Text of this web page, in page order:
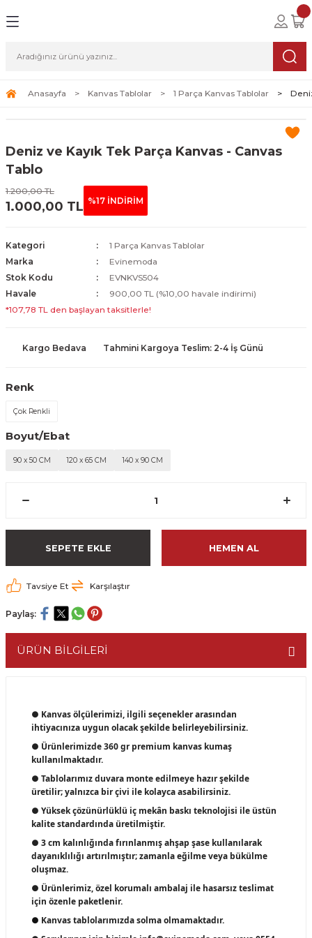
Tablolar
Tablolar
Sanat
Anasayfa Kanvas Tablolar 1 Parça Kanvas Tablolar
Deniz ve Kayık Tek Parça Kanvas - Canvas
Tablo
1.200,00 TL
1.000,00 TL %17 İNDİRİM
Kategori
1 Parça Kanvas Tablolar
Marka
Evinemoda
Stok Kodu
EVNKVS504
Havale
900,00 TL (%10,00 havale indirimi)
*107,78 TL den başlayan taksitlerle!
Kargo Bedava Tahmini Kargoya Teslim: 2-4 İş Günü
Renk
Çok Renkli
Boyut/Ebat
90 x 50 CM 120 x 65 CM 140 x 90 CM
SEPETE EKLE HEMEN AL
Tavsiye Et Karşılaştır
Paylaş:
ÜRÜN BİLGİLERİ
● Kanvas ölçülerimizi, ilgili seçenekler arasından
ihtiyacınıza uygun olacak şekilde belirleyebilirsiniz.
● Ürünlerimizde 360 gr premium kanvas kumaş
kullanılmaktadır.
● Tablolarımız duvara monte edilmeye hazır şekilde
üretilir; yalnızca bir çivi ile kolayca asabilirsiniz.
● Yüksek çözünürlüklü iç mekân baskı teknolojisi ile üstün
kalite standardında üretilmiştir.
● 3 cm kalınlığında fırınlanmış ahşap şase kullanılarak
dayanıklılığı artırılmıştır; zamanla eğilme veya bükülme
oluşmaz.
● Ürünlerimiz, özel korumalı ambalaj ile hasarsız teslimat
için özenle paketlenir.
● Kanvas tablolarımızda solma olmamaktadır.